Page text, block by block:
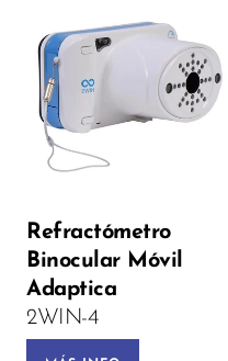
Refractómetro
Binocular Móvil
Adaptica
2WIN-4